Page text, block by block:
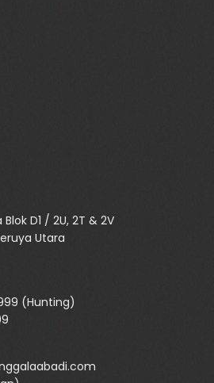
D1 / 2U, 2T & 2V
Utara
(Hunting)